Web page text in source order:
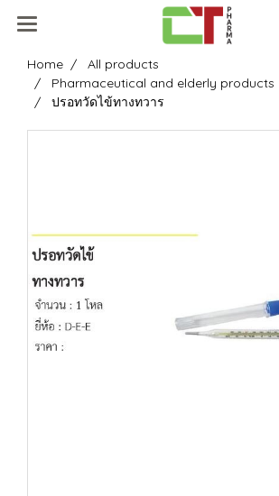
Home
All products
Pharmaceutical and elderly products
ปรอทวัดไข้ทางทวาร